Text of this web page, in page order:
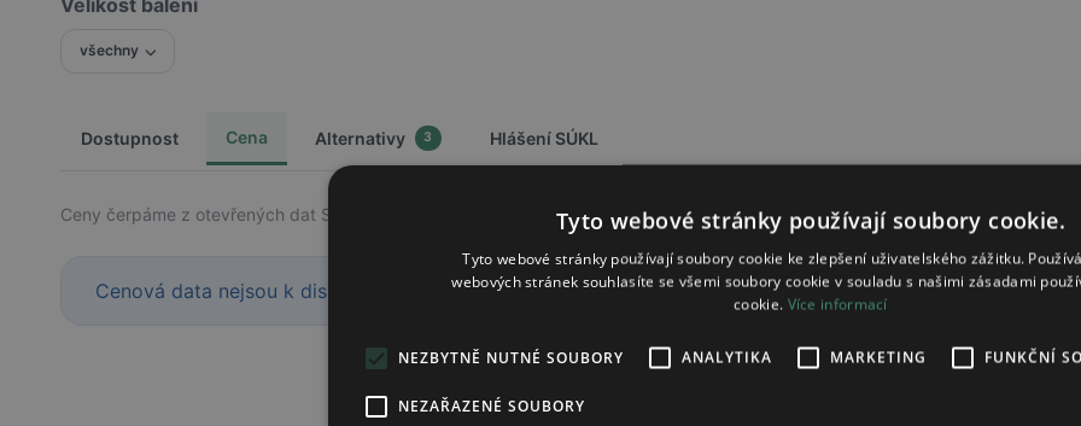
Velikost balení
všechny
Dostupnost Cena Alternativy 3 Hlášení SÚKL
Ceny čerpáme z otevřených dat SÚKL a jsou orientační. Skutečná cena v lékárně se může lišit.
Cenová data nejsou k dispozici
Tyto webové stránky používají soubory cookie.
Tyto webové stránky používají soubory cookie ke zlepšení uživatelského zážitku.
webových stránek souhlasíte se všemi soubory cookie v souladu s našimi zásadami
cookie. Více informací
NEZBYTNĚ NUTNÉ SOUBORY ANALYTIKA MARKETING FUNKČNÍ
NEZAŘAZENÉ SOUBORY